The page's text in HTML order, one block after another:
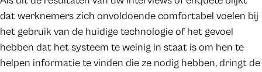
dat werknemers zich onvoldoende comfortabel voelen bij
het gebruik van de huidige technologie of het gevoel
hebben dat het systeem te weinig in staat is om hen te
helpen informatie te vinden die ze nodig hebben, dringt de